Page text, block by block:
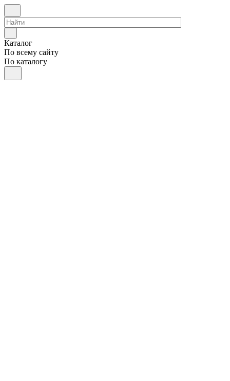
Каталог
По всему сайту
По каталогу